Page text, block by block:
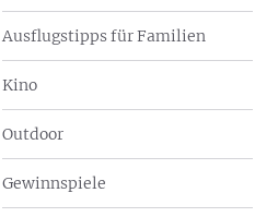
Ausflugstipps für Familien
Kino
Outdoor
Gewinnspiele